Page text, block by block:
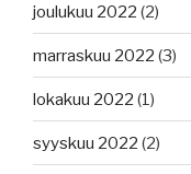
joulukuu 2022 (2)
marraskuu 2022 (3)
lokakuu 2022 (1)
syyskuu 2022 (2)